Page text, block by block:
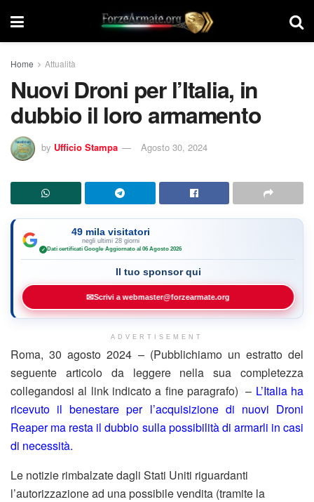
Home Attualità
Nuovi Droni per l’Italia, in
dubbio il loro armamento
by Ufficio Stampa Agosto 30, 2024
49 mila visitatori
negli ultimi 28 giorni
✓ Dati certificati Google·Aggiornato al 06 Agosto 2026
Il tuo sponsor qui
✉Scrivi a webmaster@forzearmate.org
ADVERTISEMENT
Roma, 30 agosto 2024 – (Pubblichiamo un estratto del
seguente articolo da leggere nella sua completezza
collegandosi al link indicato a fine paragrafo) – L’Italia ha
ricevuto il benestare per l’acquisizione di nuovi Droni
Reaper ma resta il dubbio sulla possibilità di armarli in casi
di necessità.
Le notizie rimbalzate dagli Stati Uniti riguardanti
l’autorizzazione ad una possibile vendita (tramite la